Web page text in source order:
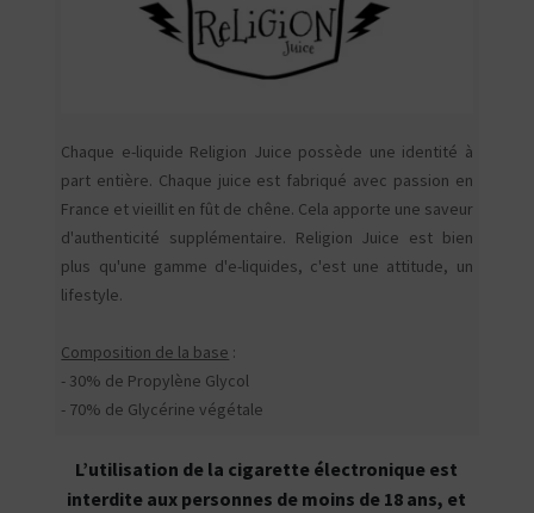
Chaque e-liquide Religion Juice possède une identité à
part entière. Chaque juice est fabriqué avec passion en
France et vieillit en fût de chêne. Cela apporte une saveur
d'authenticité supplémentaire. Religion Juice est bien
plus qu'une gamme d'e-liquides, c'est une attitude, un
lifestyle.
Composition de la base :
- 30% de Propylène Glycol
- 70% de Glycérine végétale
L’utilisation de la cigarette électronique est
interdite aux personnes de moins de 18 ans, et